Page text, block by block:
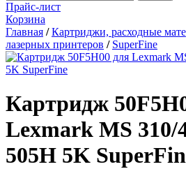
Прайс-лист
Корзина
Главная / Картриджи, расходные
лазерных принтеров / SuperFine
Картридж
Lexmark MS 310/
505H 5K